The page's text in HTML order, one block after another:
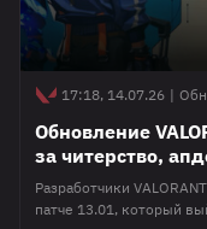
17:18, 14.07.26 |
Обновление
за читерство,
Разработчики
патче 13.01, который